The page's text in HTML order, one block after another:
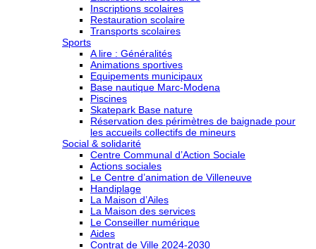
Inscriptions scolaires
Restauration scolaire
Transports scolaires
Sports
A lire : Généralités
Animations sportives
Equipements municipaux
Base nautique Marc-Modena
Piscines
Skatepark Base nature
Réservation des périmètres de baignade pour
les accueils collectifs de mineurs
Social & solidarité
Centre Communal d’Action Sociale
Actions sociales
Le Centre d’animation de Villeneuve
Handiplage
La Maison d’Ailes
La Maison des services
Le Conseiller numérique
Aides
Contrat de Ville 2024-2030